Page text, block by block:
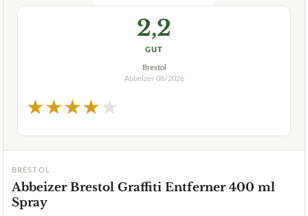
2,2
GUT
Brestol
Abbeizer 08/2026
★★★★★
BRESTOL
Abbeizer Brestol Graffiti Entferner 400 ml
Spray